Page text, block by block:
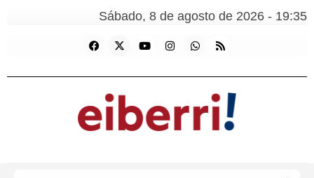
Sábado, 8 de agosto de 2026 - 19:35